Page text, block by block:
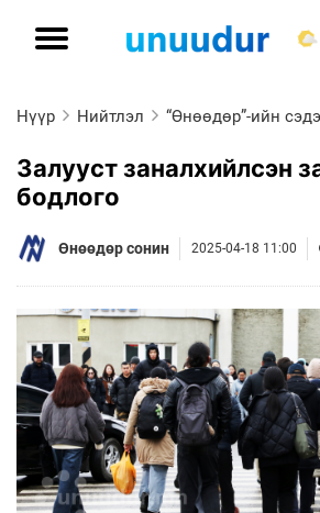
Нүүр Нийтлэл “Өнөөдөр”-ийн
Залууст заналхийлсэн
бодлого
Өнөөдөр сонин 2025-04-18 11:00